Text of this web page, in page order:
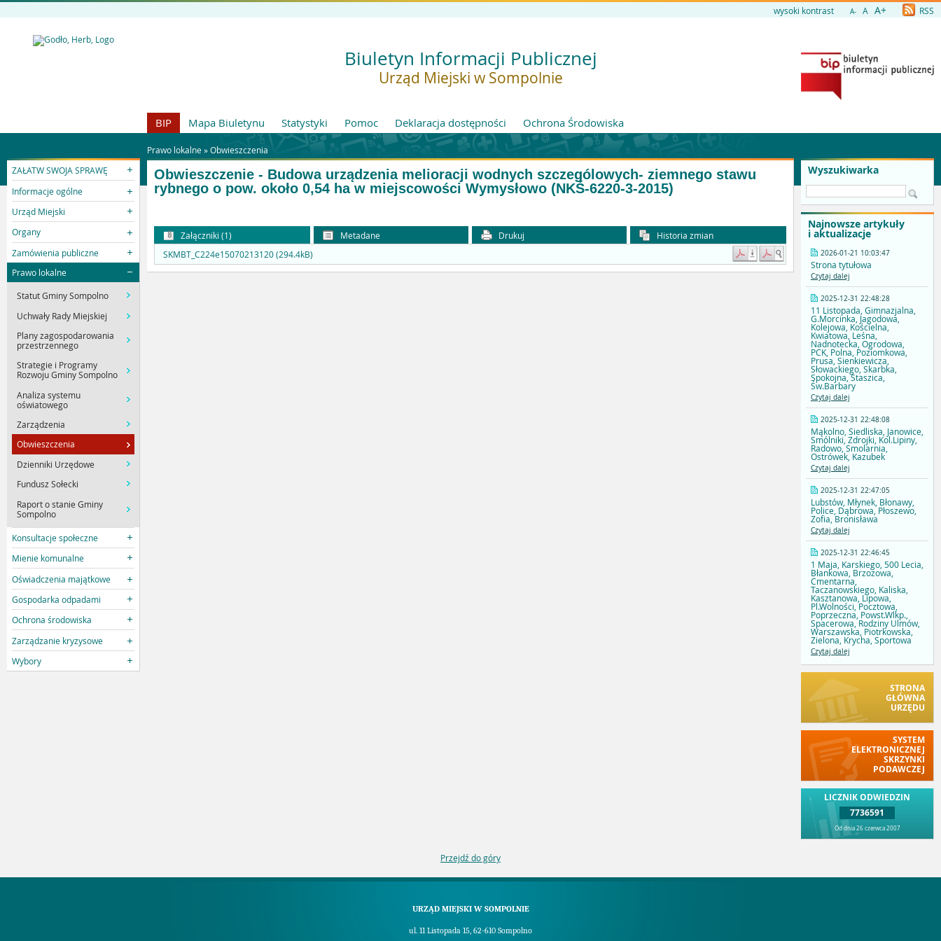
wysoki kontrast A- A A+ RSS
Biuletyn Informacji Publicznej
Urząd Miejski w Sompolnie
BIP Mapa Biuletynu Statystyki Pomoc Deklaracja dostępności Ochrona Środowiska
Prawo lokalne »Obwieszczenia
ZAŁATW SWOJA SPRAWĘ
Informacje ogólne
Urząd Miejski
Organy
Zamówienia publiczne
Prawo lokalne
Statut Gminy Sompolno
Uchwały Rady Miejskiej
Plany zagospodarowania
przestrzennego
Strategie i Programy
Rozwoju Gminy Sompolno
Analiza systemu
oświatowego
Zarządzenia
Obwieszczenia
Dzienniki Urzędowe
Fundusz Sołecki
Raport o stanie Gminy
Sompolno
Konsultacje społeczne
Mienie komunalne
Oświadczenia majątkowe
Gospodarka odpadami
Ochrona środowiska
Zarządzanie kryzysowe
Wybory
Wyszukiwarka
Najnowsze artykuły
i aktualizacje
2026-01-21 10:03:47
Strona tytułowa
Czytaj dalej
2025-12-31 22:48:28
11 Listopada, Gimnazjalna,
G.Morcinka, Jagodowa,
Kolejowa, Kościelna,
Kwiatowa, Leśna,
Nadnotecka, Ogrodowa,
PCK, Polna, Poziomkowa,
Prusa, Sienkiewicza,
Słowackiego, Skarbka,
Spokojna, Staszica,
Św.Barbary
Czytaj dalej
2025-12-31 22:48:08
Mąkolno, Siedliska, Janowice,
Smólniki, Zdrojki, Kol.Lipiny,
Radowo, Smolarnia,
Ostrówek, Kazubek
Czytaj dalej
2025-12-31 22:47:05
Lubstów, Młynek, Błonawy,
Police, Dąbrowa, Płoszewo,
Zofia, Bronisława
Czytaj dalej
2025-12-31 22:46:45
1 Maja, Karskiego, 500 Lecia,
Błankowa, Brzozowa,
Cmentarna,
Taczanowskiego, Kaliska,
Kasztanowa, Lipowa,
Pl.Wolności, Pocztowa,
Poprzeczna, Powst.Wlkp.,
Spacerowa, Rodziny Ulmów,
Warszawska, Piotrkowska,
Zielona, Krycha, Sportowa
Czytaj dalej
STRONA
GŁÓWNA
URZĘDU
SYSTEM
ELEKTRONICZNEJ
SKRZYNKI
PODAWCZEJ
LICZNIK ODWIEDZIN
7736591
Od dnia 26 czerwca 2007
Obwieszczenie - Budowa urządzenia melioracji wodnych szczególowych- ziemnego stawu
rybnego o pow. około 0,54 ha w miejscowości Wymysłowo (NKŚ-6220-3-2015)
Załączniki (1) Metadane Drukuj
Historia zmian
SKMBT_C224e15070213120 (294.4kB)
Przejdź do góry
URZĄD MIEJSKI W SOMPOLNIE
ul. 11 Listopada 15, 62-610 Sompolno